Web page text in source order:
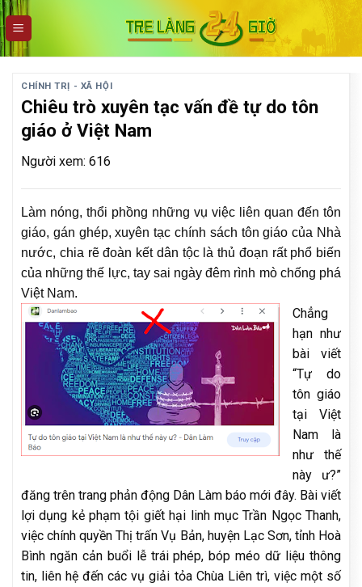
Skip
to
content
CHÍNH TRỊ - XÃ HỘI
Chiêu trò xuyên tạc vấn đề tự do tôn
giáo ở Việt Nam
Người xem: 616
Làm nóng, thổi phồng những vụ việc liên quan đến tôn
giáo, gán ghép, xuyên tạc chính sách tôn giáo của Nhà
nước, chia rẽ đoàn kết dân tộc là thủ đoạn rất phổ biến
của những thế lực, tay sai ngày đêm rình mò chống phá
Việt Nam.
Chẳng
hạn như
bài viết
“Tự do
tôn giáo
tại Việt
Nam là
như thế
này ư?”
đăng trên trang phản động Dân Làm báo mới đây. Bài viết
lợi dụng kẻ phạm tội giết hại linh mục Trần Ngọc Thanh,
việc chính quyền Thị trấn Vụ Bản, huyện Lạc Sơn, tỉnh Hoà
Bình ngăn cản buổi lễ trái phép, bóp méo dữ liệu thông
tin, liên hệ đến các vụ giải tỏa Chùa Liên trì, việc một số